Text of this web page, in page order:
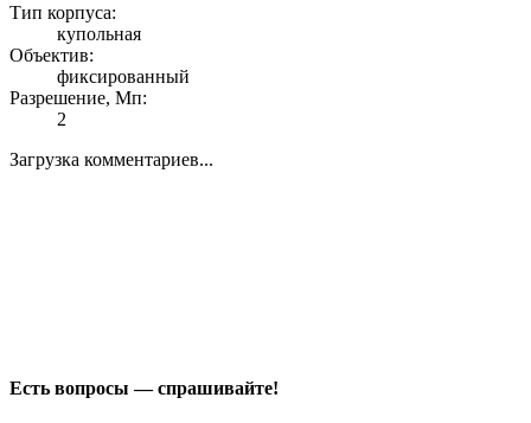
Тип корпуса:
купольная
Объектив:
фиксированный
Разрешение, Мп:
2
Загрузка комментариев...
Есть вопросы — спрашивайте!